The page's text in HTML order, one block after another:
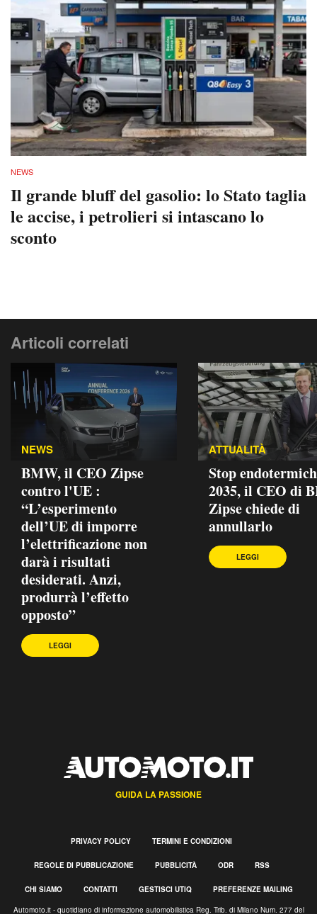
NEWS
Il grande bluff del gasolio: lo Stato taglia
le accise, i petrolieri si intascano lo
sconto
Articoli correlati
NEWS
BMW, il CEO Zipse
contro l'UE :
“L’esperimento
dell’UE di imporre
l’elettrificazione non
darà i risultati
desiderati. Anzi,
produrrà l’effetto
opposto”
LEGGI
ATTUALITÀ
Stop
2035, il CEO di
Zipse chiede di
annullarlo
LEGGI
GUIDA LA PASSIONE
PRIVACY POLICY TERMINI E CONDIZIONI
REGOLE DI PUBBLICAZIONE PUBBLICITÀ ODR RSS
CHI SIAMO CONTATTI GESTISCI UTIQ PREFERENZE MAILING
Automoto.it - quotidiano di informazione automobilistica Reg. Trib. di Milano Num. 277 del